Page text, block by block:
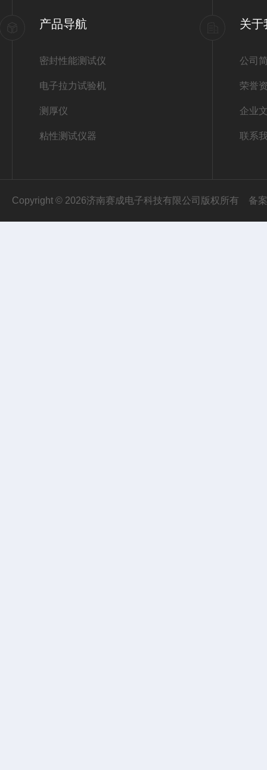
产品导航
密封性能测试仪
电子拉力试验机
测厚仪
粘性测试仪器
关于
公司
荣誉
企业
联系
Copyright © 2026济南赛成电子科技有限公司版权所有 备